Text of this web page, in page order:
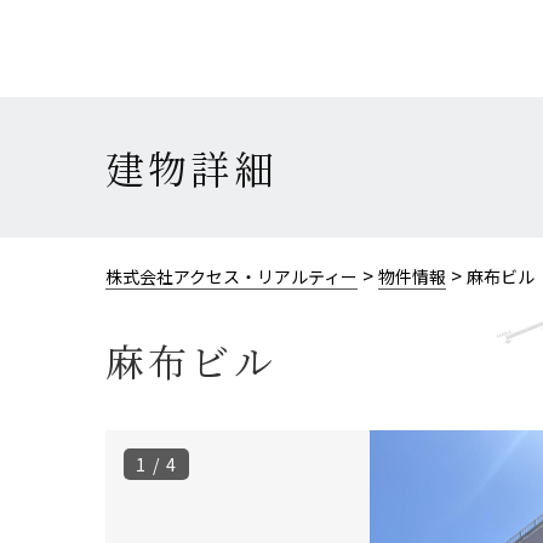
建物詳細
株式会社アクセス・リアルティー > 物件情報 > 麻布ビル
麻布ビル
1 / 4